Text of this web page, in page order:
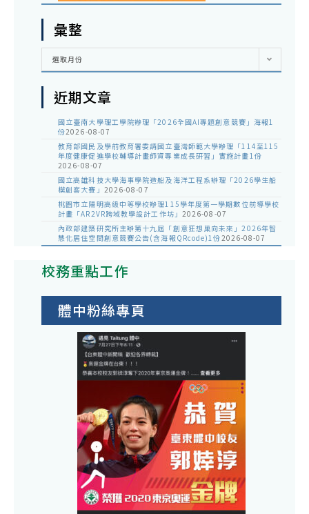
彙整
彙
選取月份
近期文章
國立臺南大學理工學院辦理「2026全國AI專題創意競賽」海報1
份2026-08-07
教育部國民及學前教育署委請國立臺灣師範大學辦理「114至115
年度健康促進學校輔導計畫師資專業成長研習」實施計畫1份
2026-08-07
國立高雄科技大學海事學院造船及海洋工程系辦理「2026學生船
模創客大賽」 2026-08-07
桃園市立陽明高級中等學校辦理115學年度第一學期數位前導學校
計畫「AR2VR跨域教學設計工作坊」 2026-08-07
內政部建築研究所主辦第十九屆「創意狂想巢向未來」2026年智
慧化居住空間創意競賽公告(含海報QRcode)1份2026-08-07
校務重點工作
體中粉絲專頁